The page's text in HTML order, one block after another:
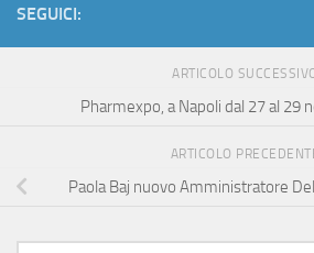
SEGUICI:
ARTICOLO
Pharmexpo, a Napoli dal 27 al 29
ARTICOLO
Paola Baj nuovo Amministratore